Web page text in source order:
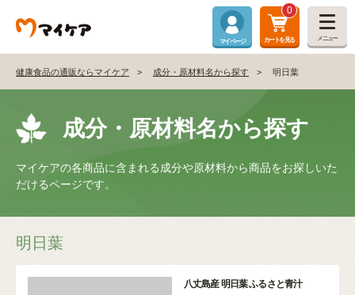
マイページ
0
カートを見る メニュー
健康食品の通販ならマイケア 成分・原材料名から探す 明日葉
成分・原材料名から探す
マイケアの各商品に含まれる成分や原材料から商品をお探しいた
だけるページです。
明日葉
八丈島産 明日葉 ふるさと青汁